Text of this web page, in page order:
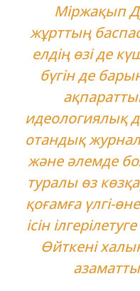
Міржақып
жұрттың
елдің өзі де
бүгін де
идеологиялық
отандық
және әлемде
туралы өз
қоғамға үлгі-
ісін
Өйткені